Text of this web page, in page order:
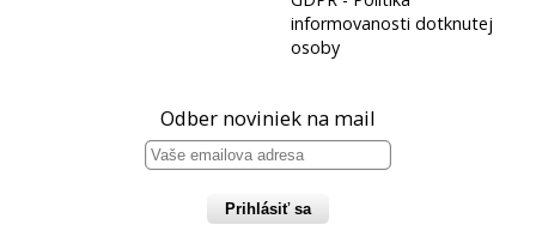
informovanosti dotknutej
osoby
Odber noviniek na mail
Prihlásiť sa